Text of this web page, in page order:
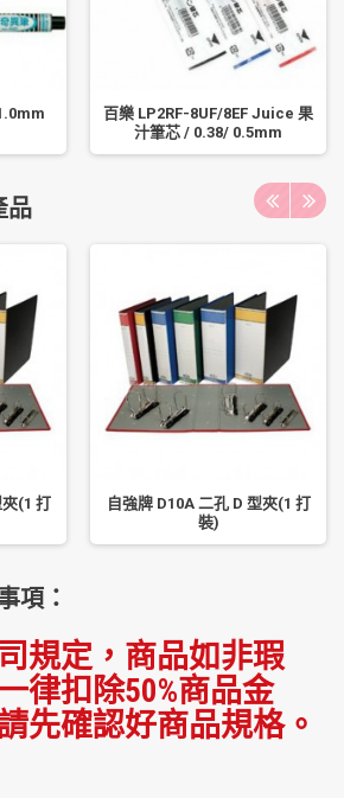
百樂 LP2RF-8UF/8EF Juice 果
汁筆芯 / 0.38/ 0.5mm
品
(1 打
自強牌 D10A 二孔 D 型夾(1 打
裝)
項：
規定，商品如非瑕
律扣除50%商品金
先確認好商品規格。